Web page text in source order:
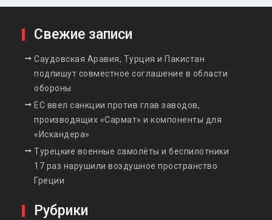
Свежие записи
Саудовская Аравия, Турция и Пакистан
подпишут совместное соглашение в области
обороны
ЕС ввел санкции против глав заводов,
производящих «Сармат» и компоненты для
«Искандера»
Турецкие военные самолёты и беспилотники
17 раз нарушили воздушное пространство
Греции
Рубрики